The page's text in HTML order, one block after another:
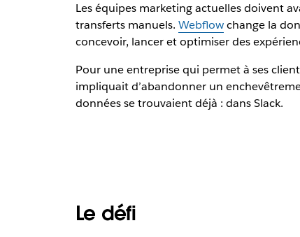
Les équipes marketing actuelles doivent
transferts manuels. Webflowchange la
concevoir, lancer et optimiser des
Pour une entreprise qui permet à ses
impliquait d’abandonner un
données se trouvaient déjà : dans Slack.
Le défi